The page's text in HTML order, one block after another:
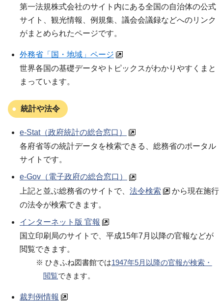
第一法規株式会社のサイト内にある全国の自治体の公式
サイト、観光情報、例規集、議会会議録などへのリンク
がまとめられたページです。
外務省「国・地域」ページ
世界各国の基礎データやトピックスがわかりやすくまと
まっています。
統計や法令
e-Stat（政府統計の総合窓口）
各府省等の統計データを検索できる、総務省のポータル
サイトです。
e-Gov（電子政府の総合窓口）
上記と並ぶ総務省のサイトで、 法令検索
から現在施行
の法令が検索できます。
インターネット版 官報
国立印刷局のサイトで、平成15年7月以降の官報などが
閲覧できます。
※ ひきふね図書館では1947年5月以降の官報が検索・
閲覧できます。
裁判例情報